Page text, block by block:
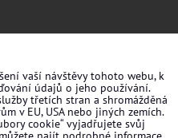
vaší návštěvy tohoto webu, k
údajů o jeho používání.
třetích stran a shromážděná
v EU, USA nebo jiných zemích.
cookie“ vyjadřujete svůj